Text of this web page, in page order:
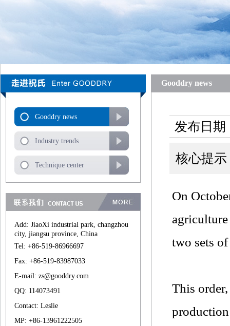
Gooddry news
Industry trends
Technique center
Add: JiaoXi industrial park, changzhou
city, jiangsu province, China
Tel: +86-519-86966697
Fax: +86-519-83987033
E-mail: zs@gooddry.com
QQ: 114073491
Contact: Leslie
MP: +86-13961222505
Gooddry news
发布日期
核心提示
On
two sets
This